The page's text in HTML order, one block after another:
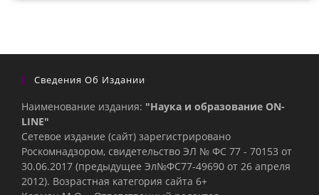
Сведения Об Издании
Наименование издания: "Наука и образование ON-
LINE"
Сетевое издание (сайт) зарегистрировано
Роскомнадзором, свидетельство ЭЛ № ФС 77 - 70153 от
30.06.2017 (предыдущее Эл№ФC77-49690 от 26 апреля
2012). Возрастная категория сайта 6+